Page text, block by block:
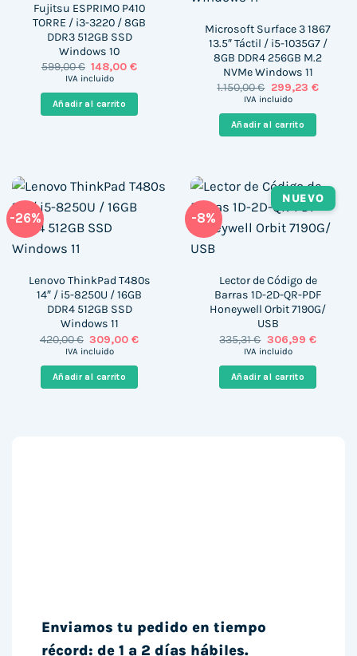
Fujitsu ESPRIMO P410
TORRE / i3-3220 / 8GB
DDR3 512GB SSD
Windows 10
599,00€ El
precio
era:
599,00 €.
148,00€El
es:
148,00 €.
IVA incluido
Añadir al carrito
Microsoft Surface 3 1867
13.5″ Táctil / i5-1035G7 /
8GB DDR4 256GB M.2
NVMe Windows 11
1.150,00€ El
precio
era:
1.150,00 €.
299,23 €El
IVA incluido
Añadir al carrito
-26%
Lenovo ThinkPad T480s
14″ / i5-8250U / 16GB
DDR4 512GB SSD
Windows 11
420,00€ El
precio
era:
420,00 €.
309,00€El
IVA incluido
Añadir al carrito
-8%
NUEVO
Lector de Código de
Barras 1D-2D-QR-PDF
Honeywell Orbit 7190G/
USB
335,31€ El
precio
era:
335,31 €.
306,99 €El
es:
306,99
IVA incluido
Añadir al carrito
Enviamos tu pedido en tiempo
récord: de 1 a 2 días hábiles.